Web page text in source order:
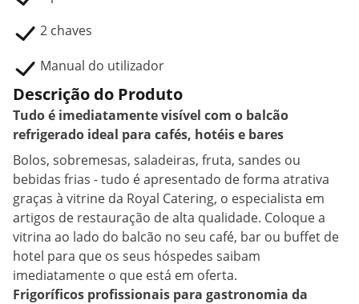
2 chaves
Manual do utilizador
Descrição do Produto
Tudo é imediatamente visível com o balcão
refrigerado ideal para cafés, hotéis e bares
Bolos, sobremesas, saladeiras, fruta, sandes ou
bebidas frias - tudo é apresentado de forma atrativa
graças à vitrine da Royal Catering, o especialista em
artigos de restauração de alta qualidade. Coloque a
vitrina ao lado do balcão no seu café, bar ou buffet de
hotel para que os seus hóspedes saibam
imediatamente o que está em oferta.
Frigoríficos profissionais para gastronomia da